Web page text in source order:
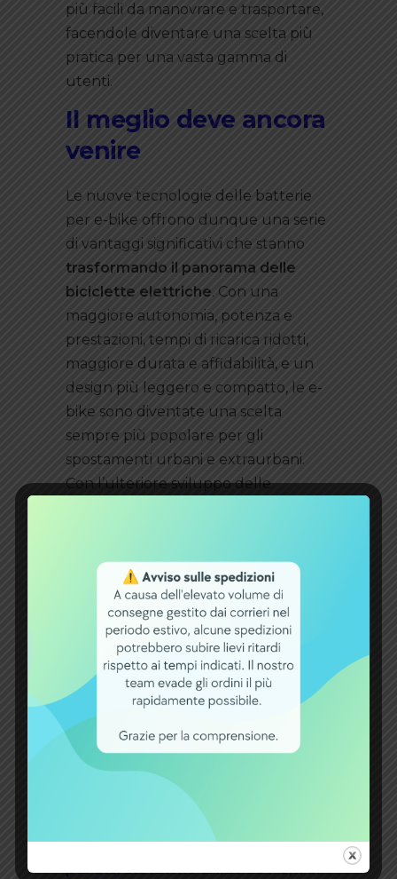
più facili da manovrare e trasportare,
facendole diventare una scelta più
pratica per una vasta gamma di
utenti.
Il meglio deve ancora
venire
Le nuove tecnologie delle batterie
per e-bike offrono dunque una serie
di vantaggi significativi che stanno
trasformando il panorama delle
biciclette elettriche. Con una
maggiore autonomia, potenza e
prestazioni, tempi di ricarica ridotti,
maggiore durata e affidabilità, e un
design più leggero e compatto, le e-
bike sono diventate una scelta
sempre più popolare per gli
spostamenti urbani e extraurbani.
Con l’ulteriore sviluppo delle
delle e-bike, promuovendo
ulteriormente la sostenibilità e
l’adozione dimezzi di trasporto eco-
friendly.
Quale batteria per e-
bike scegliere: i nostri
consigli
Se c’è una batteria per e-bike che
incarna al meglio tutti i vantaggi
delle nuove tecnologie è labatteria
per bici elettriche al litio 36V 8,7Ah